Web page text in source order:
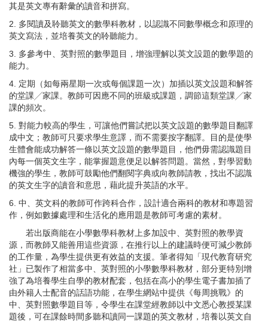
其是英文專有辭彙的讀音和拼寫。
2. 多閱讀及聆聽英文的數學科教材，以認識不同數學概念和原理的
英文寫法，並培養英文的聆聽能力。
3. 多參考中、英對照的數學題目，增強理解以英文設題的數學題的
能力。
4. 定期（如每兩星期一次或每個課題一次）加插以英文設題和解答
的堂課╱家課。教師可因應不同的班級或課題，調節這類堂課╱家
課的頻次。
5. 對能力較高的學生，可讓他們嘗試把以英文設題的數學題目翻譯
成中文；教師可只要求學生意譯，而不需要按字翻譯。目的是使學
生體會能成功解答一條以英文設題的數學題目，他們毋需認識題目
內每一個英文生字，能掌握題意便足以解答問題。當然，對學習動
機強的學生，教師可鼓勵他們翻閱字典或向教師請教，找出不認識
的英文生字的讀音和意思，藉此提升英語的水平。
6. 中、英文科的教師可作跨科合作，設計適合兩科的教材和專題習
作，例如數據處理和生活化的應用題是教師可考慮的素材。
若出版商能在小學數學科教材上多加設中、英對照的教學資
源，而教師又能善用這些資源，在推行以上的建議時便可減少教師
的工作量，為學生提供更有效益的支援。筆者得知「現代教育研究
社」已製作了相當多中、英對照的小學數學科教材，部分更特別增
強了為培養學生自學的教材配套，包括在高小的學生電子書加插了
由外籍人士配音的話語功能，在學生網站中提供《每周挑戰》的
中、英對照數學題目等，令學生在課堂經教師以中文悉心教授某課
題後，可在課餘時間多聽和讀同一課題的英文教材，培養以英文自